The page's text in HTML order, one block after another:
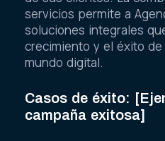
servicios permite a
soluciones integrales
crecimiento y el éxito
mundo digital.
Casos de éxito:
campaña exitosa]